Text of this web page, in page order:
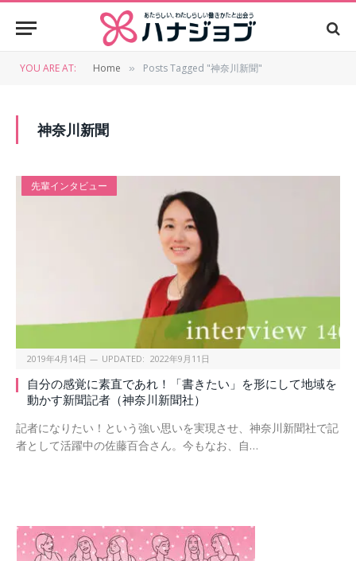
YOU ARE AT: Home » Posts Tagged "神奈川新聞"
神奈川新聞
先輩インタビュー
2019年4月14日 UPDATED: 2022年9月11日
自分の感覚に素直であれ！「書きたい」を形にして地域を
動かす新聞記者（神奈川新聞社）
記者になりたい！という強い思いを実現させ、神奈川新聞社で記
者として活躍中の佐藤百合さん。今もなお、自…